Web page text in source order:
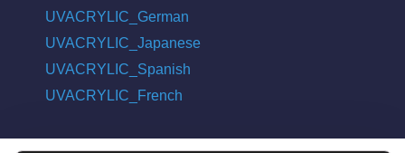
UVACRYLIC_German
UVACRYLIC_Japanese
UVACRYLIC_Spanish
UVACRYLIC_French